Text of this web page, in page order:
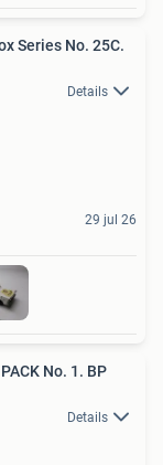
Series No. 25C.
Details
29 jul 26
No. 1. BP
Details